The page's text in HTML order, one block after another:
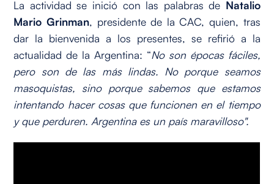
La actividad se inició con las palabras de Natalio
Mario Grinman, presidente de la CAC, quien, tras
dar la bienvenida a los presentes, se refirió a la
actualidad de la Argentina: “No son épocas fáciles,
pero son de las más lindas. No porque seamos
masoquistas, sino porque sabemos que estamos
intentando hacer cosas que funcionen en el tiempo
y que perduren. Argentina es un país maravilloso".